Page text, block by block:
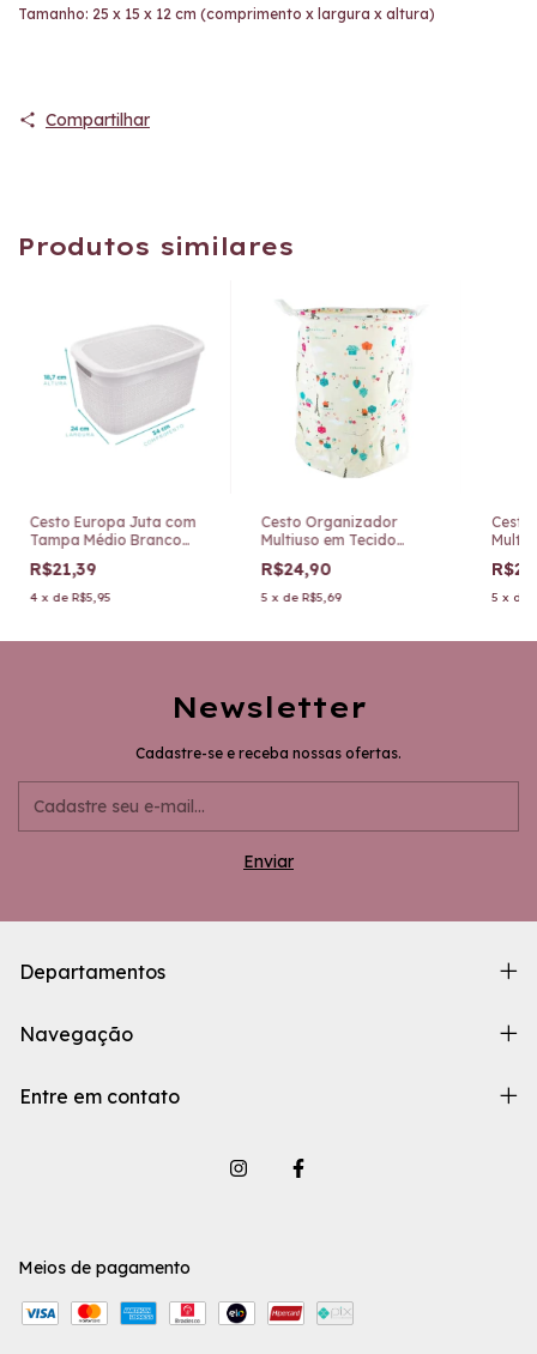
Tamanho: 25 x 15 x 12 cm (comprimento x largura x altura)
Compartilhar
Produtos similares
Cesto Europa Juta com
Tampa Médio Branco
R$21,39
4 x de R$5,95
Cesto Organizador
Multiuso em Tecido
R$24,90
5 x de R$5,69 5 x de
Newsletter
Cadastre-se e receba nossas ofertas.
Departamentos
Navegação
Entre em contato
Meios de pagamento